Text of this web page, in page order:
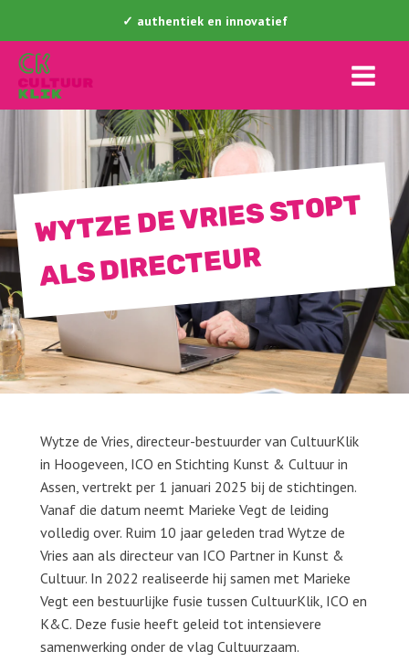
✓ authentiek en innovatief
WYTZE DE VRIES STOPT
ALS DIRECTEUR
Wytze de Vries, directeur-bestuurder van CultuurKlik
in Hoogeveen, ICO en Stichting Kunst & Cultuur in
Assen, vertrekt per 1 januari 2025 bij de stichtingen.
Vanaf die datum neemt Marieke Vegt de leiding
volledig over. Ruim 10 jaar geleden trad Wytze de
Vries aan als directeur van ICO Partner in Kunst &
Cultuur. In 2022 realiseerde hij samen met Marieke
Vegt een bestuurlijke fusie tussen CultuurKlik, ICO en
K&C. Deze fusie heeft geleid tot intensievere
samenwerking onder de vlag Cultuurzaam.